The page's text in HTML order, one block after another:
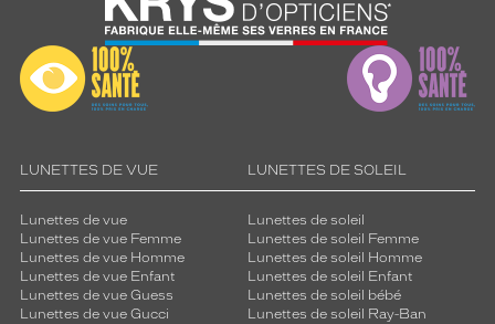
LUNETTES DE VUE
Lunettes de vue
Lunettes de vue Femme
Lunettes de vue Homme
Lunettes de vue Enfant
Lunettes de vue Guess
Lunettes de vue Gucci
LUNETTES DE SOLEIL
Lunettes de soleil
Lunettes de soleil Femme
Lunettes de soleil Homme
Lunettes de soleil Enfant
Lunettes de soleil bébé
Lunettes de soleil Ray-Ban